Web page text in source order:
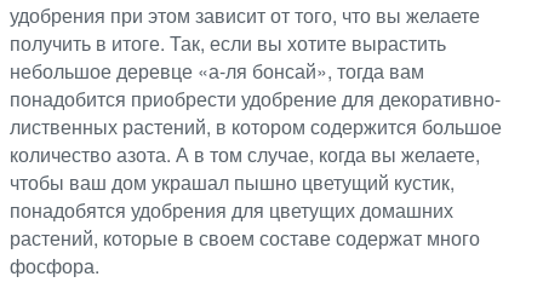
удобрения при этом зависит от того, что вы желаете
получить в итоге. Так, если вы хотите вырастить
небольшое деревце «а-ля бонсай», тогда вам
понадобится приобрести удобрение для декоративно-
лиственных растений, в котором содержится большое
количество азота. А в том случае, когда вы желаете,
чтобы ваш дом украшал пышно цветущий кустик,
понадобятся удобрения для цветущих домашних
растений, которые в своем составе содержат много
фосфора.